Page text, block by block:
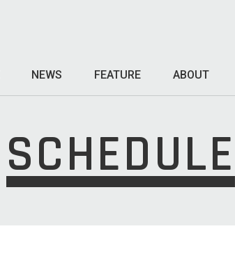
NEWS FEATURE ABOUT
SCHEDULE